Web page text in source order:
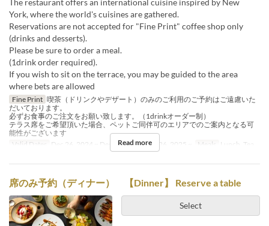
The restaurant offers an international cuisine inspired by New
York, where the world's cuisines are gathered.
Reservations are not accepted for "Fine Print" coffee shop only
(drinks and desserts).
Please be sure to order a meal.
(1drink order required).
If you wish to sit on the terrace, you may be guided to the area
where bets are allowed
Fine Print 喫茶（ドリンクやデザート）のみのご利用のご予約はご遠慮いた
だいております。
必ずお食事のご注文をお願い致します。（1drinkオーダー制）
テラス席をご希望頂いた場合、ペットご同伴可のエリアでのご案内となる可
能性がございます
Valid Dates
Dec 26, 2024 ~ Dec 18, 2025, Dec 26, 2025 ~ Meals Lunch, Tea
Read more
席のみ予約（ディナー） 【Dinner】 Reserve a table
Select